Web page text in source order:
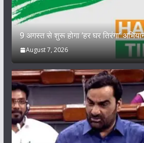
9 अगस्त से शुरू होगा ‘हर घर तिरंगा’
August 7, 2026